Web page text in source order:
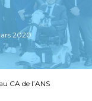
2020
CA de l’ANS